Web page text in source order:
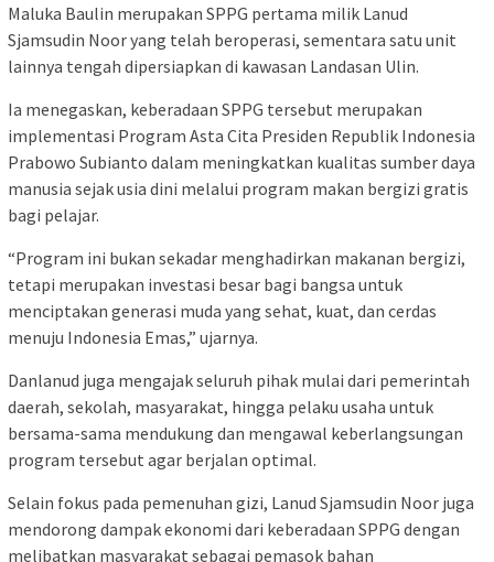
Maluka Baulin merupakan SPPG pertama milik Lanud
Sjamsudin Noor yang telah beroperasi, sementara satu unit
lainnya tengah dipersiapkan di kawasan Landasan Ulin.
Ia menegaskan, keberadaan SPPG tersebut merupakan
implementasi Program Asta Cita Presiden Republik Indonesia
Prabowo Subianto dalam meningkatkan kualitas sumber daya
manusia sejak usia dini melalui program makan bergizi gratis
bagi pelajar.
“Program ini bukan sekadar menghadirkan makanan bergizi,
tetapi merupakan investasi besar bagi bangsa untuk
menciptakan generasi muda yang sehat, kuat, dan cerdas
menuju Indonesia Emas,” ujarnya.
Danlanud juga mengajak seluruh pihak mulai dari pemerintah
daerah, sekolah, masyarakat, hingga pelaku usaha untuk
bersama-sama mendukung dan mengawal keberlangsungan
program tersebut agar berjalan optimal.
Selain fokus pada pemenuhan gizi, Lanud Sjamsudin Noor juga
mendorong dampak ekonomi dari keberadaan SPPG dengan
melibatkan masyarakat sebagai pemasok bahan